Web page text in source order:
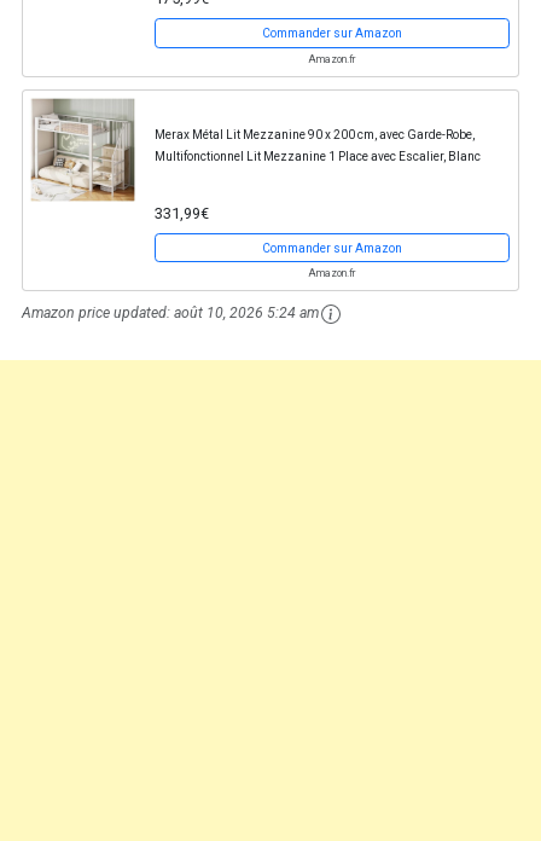
Commander sur Amazon
Amazon.fr
Merax Métal Lit Mezzanine 90 x 200 cm, avec Garde-Robe,
Multifonctionnel Lit Mezzanine 1 Place avec Escalier, Blanc
331,99€
Commander sur Amazon
Amazon.fr
Amazon price updated: août 10, 2026 5:24 am